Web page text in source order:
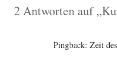
2 Antworten auf
Pingback: Zeit